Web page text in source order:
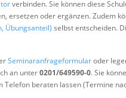
verbinden. Sie können diese
ersetzen oder ergänzen. Zudem
Übungsanteil) selbst entscheiden.
Seminaranfrageformularoder
an unter0201/649590-0. Sie
beraten lassen (Termine